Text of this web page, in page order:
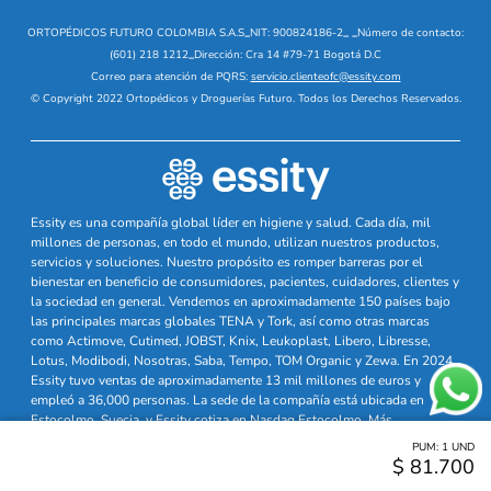
PUM: 1 UND
$ 81.700
ORTOPÉDICOS FUTURO COLOMBIA S.A.S_NIT: 900824186-2_ _Número de contacto:
(601) 218 1212_Dirección: Cra 14 #79-71 Bogotá D.C
Correo para atención de PQRS: servicio.clienteofc@essity.com
© Copyright 2022 Ortopédicos y Droguerías Futuro. Todos los Derechos Reservados.
Essity es una compañía global líder en higiene y salud. Cada día, mil
millones de personas, en todo el mundo, utilizan nuestros productos,
servicios y soluciones. Nuestro propósito es romper barreras por el
bienestar en beneficio de consumidores, pacientes, cuidadores, clientes y
la sociedad en general. Vendemos en aproximadamente 150 países bajo
las principales marcas globales TENA y Tork, así como otras marcas
como Actimove, Cutimed, JOBST, Knix, Leukoplast, Libero, Libresse,
Lotus, Modibodi, Nosotras, Saba, Tempo, TOM Organic y Zewa. En 2024,
Essity tuvo ventas de aproximadamente 13 mil millones de euros y
empleó a 36,000 personas. La sede de la compañía está ubicada en
Estocolmo, Suecia, y Essity cotiza en Nasdaq Estocolmo. Más